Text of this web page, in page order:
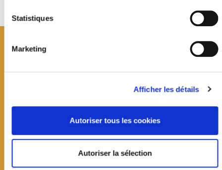
Statistiques
Marketing
Afficher les détails
Autoriser tous les cookies
Autoriser la sélection